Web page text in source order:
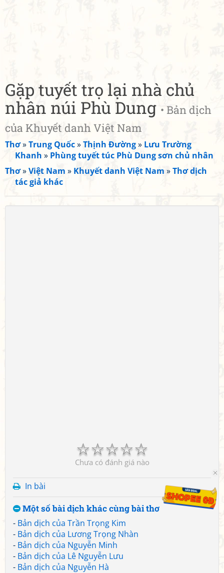
Gặp tuyết trọ lại nhà chủ
nhân núi Phù Dung • Bản dịch
của Khuyết danh Việt Nam
Thơ»Trung Quốc»Thịnh Đường» Lưu Trường
Khanh » Phùng tuyết túc Phù Dung sơn chủ nhân
Thơ»Việt Nam » Khuyết danh Việt Nam »Thơ dịch
tác giả khác
☆
☆
☆
☆
☆
Chưa có đánh giá nào
In bài
Một số bài dịch khác cùng bài thơ
- Bản dịch của Trần Trọng Kim
- Bản dịch của Lương Trọng Nhàn
- Bản dịch của Nguyễn Minh
- Bản dịch của Lê Nguyễn Lưu
- Bản dịch của Nguyễn Hà